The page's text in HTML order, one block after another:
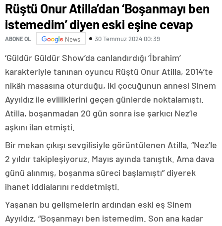
Rüştü Onur Atilla’dan ‘Boşanmayı ben
istemedim’ diyen eski eşine cevap
ABONE OL News 30 Temmuz 2024 00:39
‘Güldür Güldür Show’da canlandırdığı ‘İbrahim’
karakteriyle tanınan oyuncu Rüştü Onur Atilla, 2014’te
nikâh masasına oturduğu, iki çocuğunun annesi Sinem
Ayyıldız ile evliliklerini geçen günlerde noktalamıştı.
Atilla, boşanmadan 20 gün sonra ise şarkıcı Nez’le
aşkını ilan etmişti.
Bir mekan çıkışı sevgilisiyle görüntülenen Atilla, “Nez’le
2 yıldır takipleşiyoruz. Mayıs ayında tanıştık. Ama dava
günü alınmış, boşanma süreci başlamıştı” diyerek
ihanet iddialarını reddetmişti.
Yaşanan bu gelişmelerin ardından eski eş Sinem
Ayyıldız, “Boşanmayı ben istemedim. Son ana kadar